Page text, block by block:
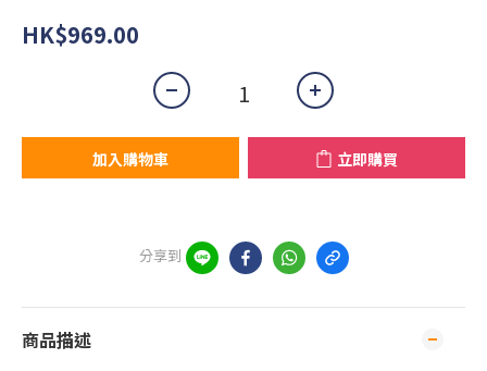
HK$969.00
加入購物車 立即購買
分享到
商品描述